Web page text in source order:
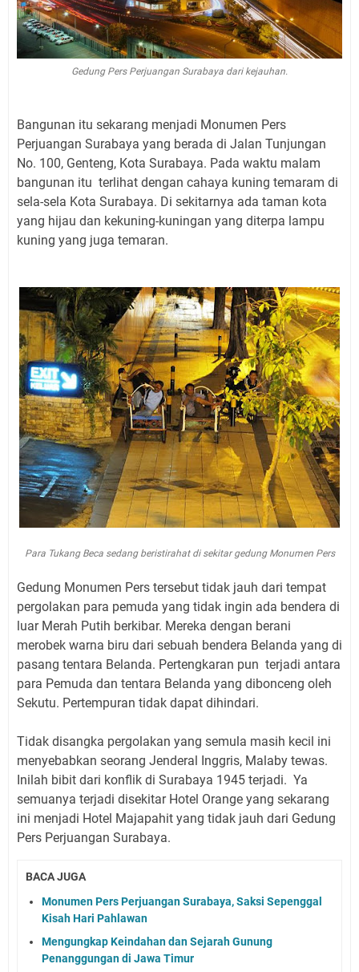
Gedung Pers Perjuangan Surabaya dari kejauhan.
Bangunan itu sekarang menjadi Monumen Pers
Perjuangan Surabaya yang berada di Jalan Tunjungan
No. 100, Genteng, Kota Surabaya. Pada waktu malam
bangunan itu terlihat dengan cahaya kuning temaram di
sela-sela Kota Surabaya. Di sekitarnya ada taman kota
yang hijau dan kekuning-kuningan yang diterpa lampu
kuning yang juga temaran.
Para Tukang Beca sedang beristirahat di sekitar gedung Monumen Pers
Gedung Monumen Pers tersebut tidak jauh dari tempat
pergolakan para pemuda yang tidak ingin ada bendera di
luar Merah Putih berkibar. Mereka dengan berani
merobek warna biru dari sebuah bendera Belanda yang di
pasang tentara Belanda. Pertengkaran pun terjadi antara
para Pemuda dan tentara Belanda yang dibonceng oleh
Sekutu. Pertempuran tidak dapat dihindari.
Tidak disangka pergolakan yang semula masih kecil ini
menyebabkan seorang Jenderal Inggris, Malaby tewas.
Inilah bibit dari konflik di Surabaya 1945 terjadi. Ya
semuanya terjadi disekitar Hotel Orange yang sekarang
ini menjadi Hotel Majapahit yang tidak jauh dari Gedung
Pers Perjuangan Surabaya.
BACA JUGA
Monumen Pers Perjuangan Surabaya, Saksi Sepenggal
Kisah Hari Pahlawan
Mengungkap Keindahan dan Sejarah Gunung
Penanggungan di Jawa Timur